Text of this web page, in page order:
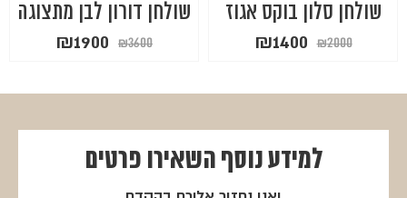
שולחן סלון בוקס אגוז
₪2000
המחיר₪1400
שולחן דורון לבן מתצוגה
₪3600
המחיר₪1900
למידע נוסף השאירו פרטים